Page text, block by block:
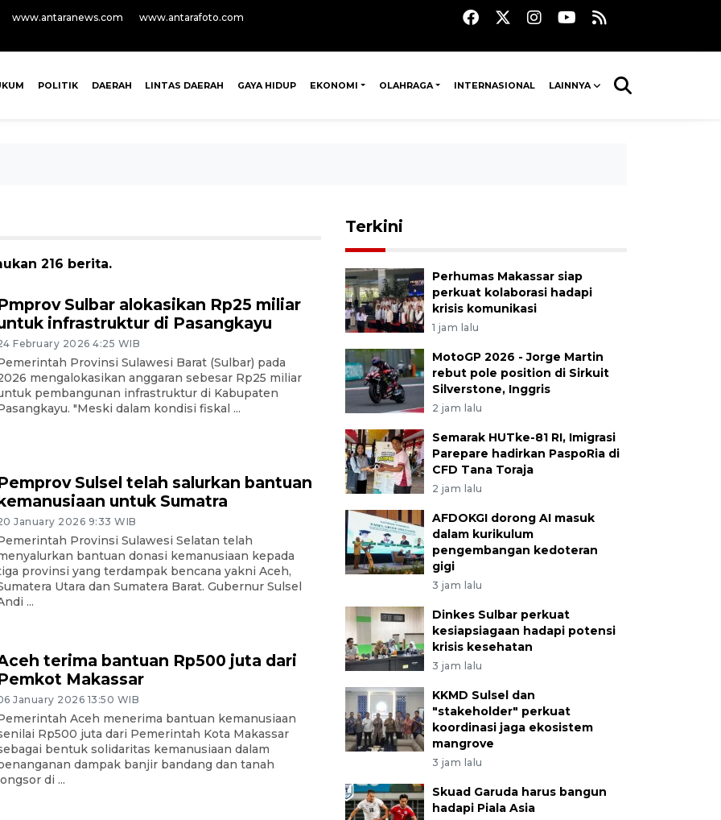
www.antaranews.com www.antarafoto.com
POLITIK DAERAH LINTAS DAERAH GAYA HIDUP EKONOMI OLAHRAGA INTERNASIONAL LAINNYA
216 berita.
Sulbar alokasikan Rp25 miliar
infrastruktur di Pasangkayu
February 2026 4:25 WIB
Provinsi Sulawesi Barat (Sulbar) pada
mengalokasikan anggaran sebesar Rp25 miliar
pembangunan infrastruktur di Kabupaten
"Meski dalam kondisi fiskal ...
Sulsel telah salurkan bantuan
untuk Sumatra
January 2026 9:33 WIB
Provinsi Sulawesi Selatan telah
bantuan donasi kemanusiaan kepada
provinsi yang terdampak bencana yakni Aceh,
Utara dan Sumatera Barat. Gubernur Sulsel
...
terima bantuan Rp500 juta dari
Makassar
January 2026 13:50 WIB
Aceh menerima bantuan kemanusiaan
Rp500 juta dari Pemerintah Kota Makassar
bentuk solidaritas kemanusiaan dalam
dampak banjir bandang dan tanah
di ...
Terkini
Perhumas Makassar siap
perkuat kolaborasi hadapi
krisis komunikasi
1 jam lalu
MotoGP 2026 - Jorge Martin
rebut pole position di Sirkuit
Silverstone, Inggris
2 jam lalu
Semarak HUTke-81 RI, Imigrasi
Parepare hadirkan PaspoRia di
CFD Tana Toraja
2 jam lalu
AFDOKGI dorong AI masuk
dalam kurikulum
pengembangan kedoteran
gigi
3 jam lalu
Dinkes Sulbar perkuat
kesiapsiagaan hadapi potensi
krisis kesehatan
3 jam lalu
KKMD Sulsel dan
"stakeholder" perkuat
koordinasi jaga ekosistem
mangrove
3 jam lalu
Skuad Garuda harus bangun
hadapi Piala Asia